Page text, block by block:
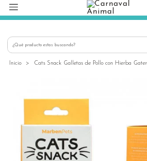
+56939145030
Inicio > Cats Snack Galletas de Pollo con Hierba